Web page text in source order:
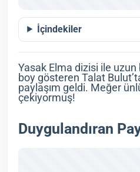
İçindekiler
Yasak Elma dizisi ile
boy gösteren Talat
paylaşım geldi. Meğer
çekiyormuş!
Duygulandıran